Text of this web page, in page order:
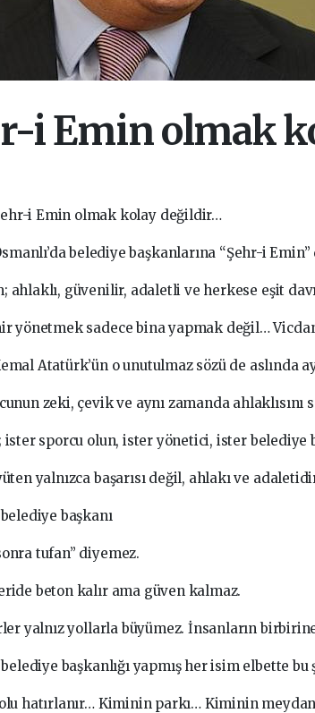
i Emin olmak
i Emin olmak kolay değildir…
belediye başkanlarına “Şehr-i
ahlaklı, güvenilir, adaletli ve herkese eşit
yönetmek sadece bina yapmak değil…
Atatürk’ün o unutulmaz sözü de aslında
zeki, çevik ve aynı zamanda ahlaklısını
ister sporcu olun, ister yönetici, ister belediye
yalnızca başarısı değil, ahlakı ve
başkanı
tufan” diyemez.
beton kalır ama güven kalmaz.
yalnız yollarla büyümez. İnsanların
başkanlığı yapmış her isim elbette bu
hatırlanır… Kiminin parkı… Kiminin